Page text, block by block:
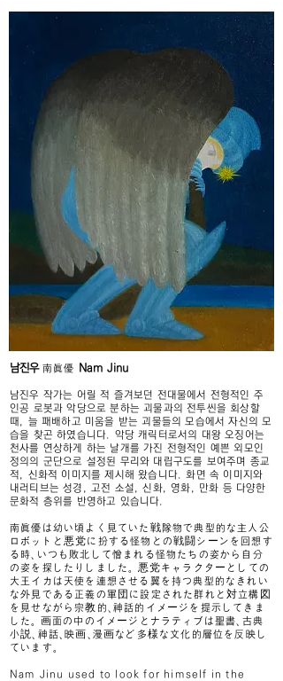
남진우 南眞優 Nam Jinu
남진우 작가는 어릴 적 즐겨보던 전대물에서 전형적인 주
인공 로봇과 악당으로 분하는 괴물과의 전투씬을 회상할
때, 늘 패배하고 미움을 받는 괴물들의 모습에서 자신의 모
습을 찾곤 하였습니다. 악당 캐릭터로서의 대왕 오징어는
천사를 연상하게 하는 날개를 가진 전형적인 예쁜 외모인
정의의 군단으로 설정된 무리와 대립구도를 보여주며 종교
적, 신화적 이미지를 제시해 왔습니다. 화면 속 이미지와
내러티브는 성경, 고전 소설, 신화, 영화, 만화 등 다양한
문화적 층위를 반영하고 있습니다.
南眞優は幼い頃よく見ていた戦隊物で典型的な主人公
ロボットと悪党に扮する怪物との戦闘シーンを回想す
る時、いつも敗北して憎まれる怪物たちの姿から自分
の姿を探したりしました。 悪党キャラクターとしての
大王イカは天使を連想させる翼を持つ典型的なきれい
な外見である正義の軍団に設定された群れと対立構図
を見せながら宗教的、神話的イメージを提示してきま
した。 画面の中のイメージとナラティブは聖書、古典
小説、神話、映画、漫画など多様な文化的層位を反映し
ています。
Nam Jinu used to look for himself in the